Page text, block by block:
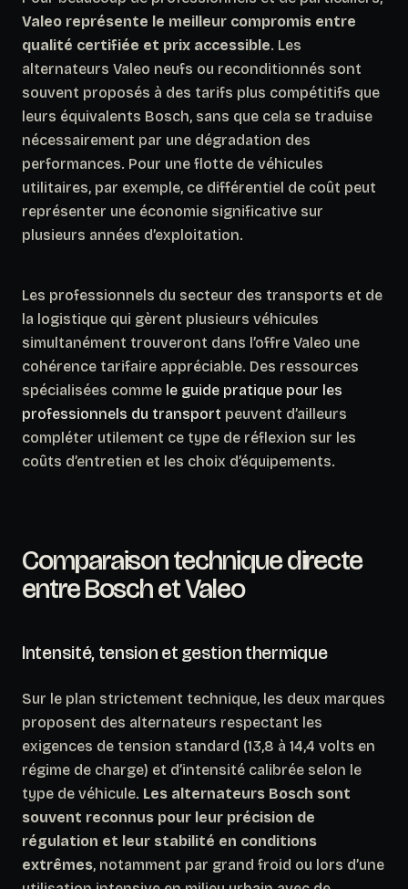
Valeo représente le meilleur compromis entre
qualité certifiée et prix accessible. Les
alternateurs Valeo neufs ou reconditionnés sont
souvent proposés à des tarifs plus compétitifs que
leurs équivalents Bosch, sans que cela se traduise
nécessairement par une dégradation des
performances. Pour une flotte de véhicules
utilitaires, par exemple, ce différentiel de coût peut
représenter une économie significative sur
plusieurs années d’exploitation.
Les professionnels du secteur des transports et de
la logistique qui gèrent plusieurs véhicules
simultanément trouveront dans l’offre Valeo une
cohérence tarifaire appréciable. Des ressources
spécialisées comme le guide pratique pour les
professionnels du transport peuvent d’ailleurs
compléter utilement ce type de réflexion sur les
coûts d’entretien et les choix d’équipements.
Comparaison technique directe
entre Bosch et Valeo
Intensité, tension et gestion thermique
Sur le plan strictement technique, les deux marques
proposent des alternateurs respectant les
exigences de tension standard (13,8 à 14,4 volts en
régime de charge) et d’intensité calibrée selon le
type de véhicule. Les alternateurs Bosch sont
souvent reconnus pour leur précision de
régulation et leur stabilité en conditions
extrêmes, notamment par grand froid ou lors d’une